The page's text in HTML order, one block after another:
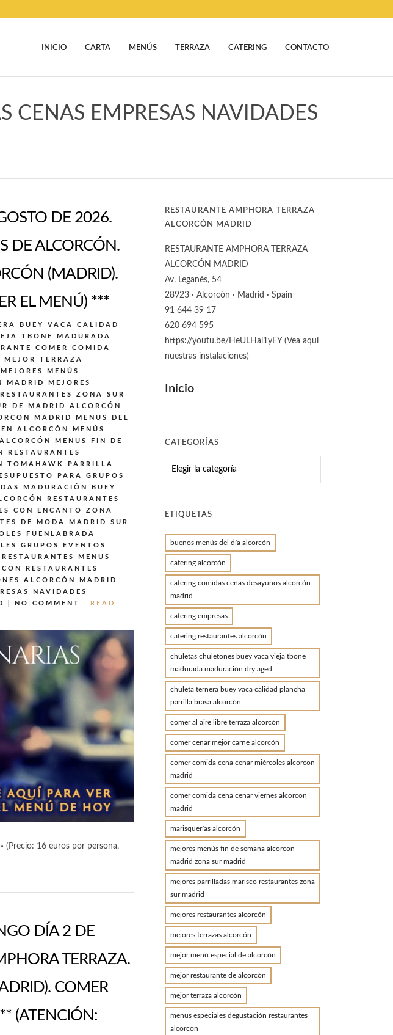
INICIO CARTA MENÚS TERRAZA CATERING CONTACTO
CENAS EMPRESAS NAVIDADES
DE 2026.
DE ALCORCÓN.
(MADRID).
EL MENÚ) ***
BUEY VACA CALIDAD
TBONE MADURADA
COMER COMIDA
MEJOR TERRAZA
MEJORES MENÚS
MADRID
MEJORES
ZONA SUR
DE MADRID ALCORCÓN
MADRID
MENUS DEL
ALCORCÓN
MENÚS
MENUS FIN DE
RESTAURANTES
TOMAHAWK PARRILLA
PARA GRUPOS
MADURACIÓN BUEY
RESTAURANTES
CON ENCANTO ZONA
DE MODA MADRID SUR
FUENLABRADA
GRUPOS EVENTOS
RESTAURANTES MENUS
RESTAURANTES
ALCORCÓN MADRID
NAVIDADES
NO COMMENT
READ
(Precio: 16 euros por persona,
DÍA 2 DE
TERRAZA.
COMER
(ATENCIÓN:
RESTAURANTE AMPHORA TERRAZA
ALCORCÓN MADRID
RESTAURANTE AMPHORA TERRAZA
ALCORCÓN MADRID
Av. Leganés, 54
28923 · Alcorcón · Madrid · Spain
91 644 39 17
620 694 595
https://youtu.be/HeULHal1yEY (Vea aquí
nuestras instalaciones)
Inicio
CATEGORÍAS
CATEGORÍAS
ETIQUETAS
buenos menús del día alcorcón
catering alcorcón
catering comidas cenas desayunos alcorcón
madrid
catering empresas
catering restaurantes alcorcón
chuletas chuletones buey vaca vieja tbone
madurada maduración dry aged
chuleta ternera buey vaca calidad plancha
parrilla brasa alcorcón
comer al aire libre terraza alcorcón
comer cenar mejor carne alcorcón
comer comida cena cenar miércoles alcorcon
madrid
comer comida cena cenar viernes alcorcon
madrid
marisquerías alcorcón
mejores menús fin de semana alcorcon
madrid zona sur madrid
mejores parrilladas marisco restaurantes zona
sur madrid
mejores restaurantes alcorcón
mejores terrazas alcorcón
mejor menú especial de alcorcón
mejor restaurante de alcorcón
mejor terraza alcorcón
menus especiales degustación restaurantes
alcorcón